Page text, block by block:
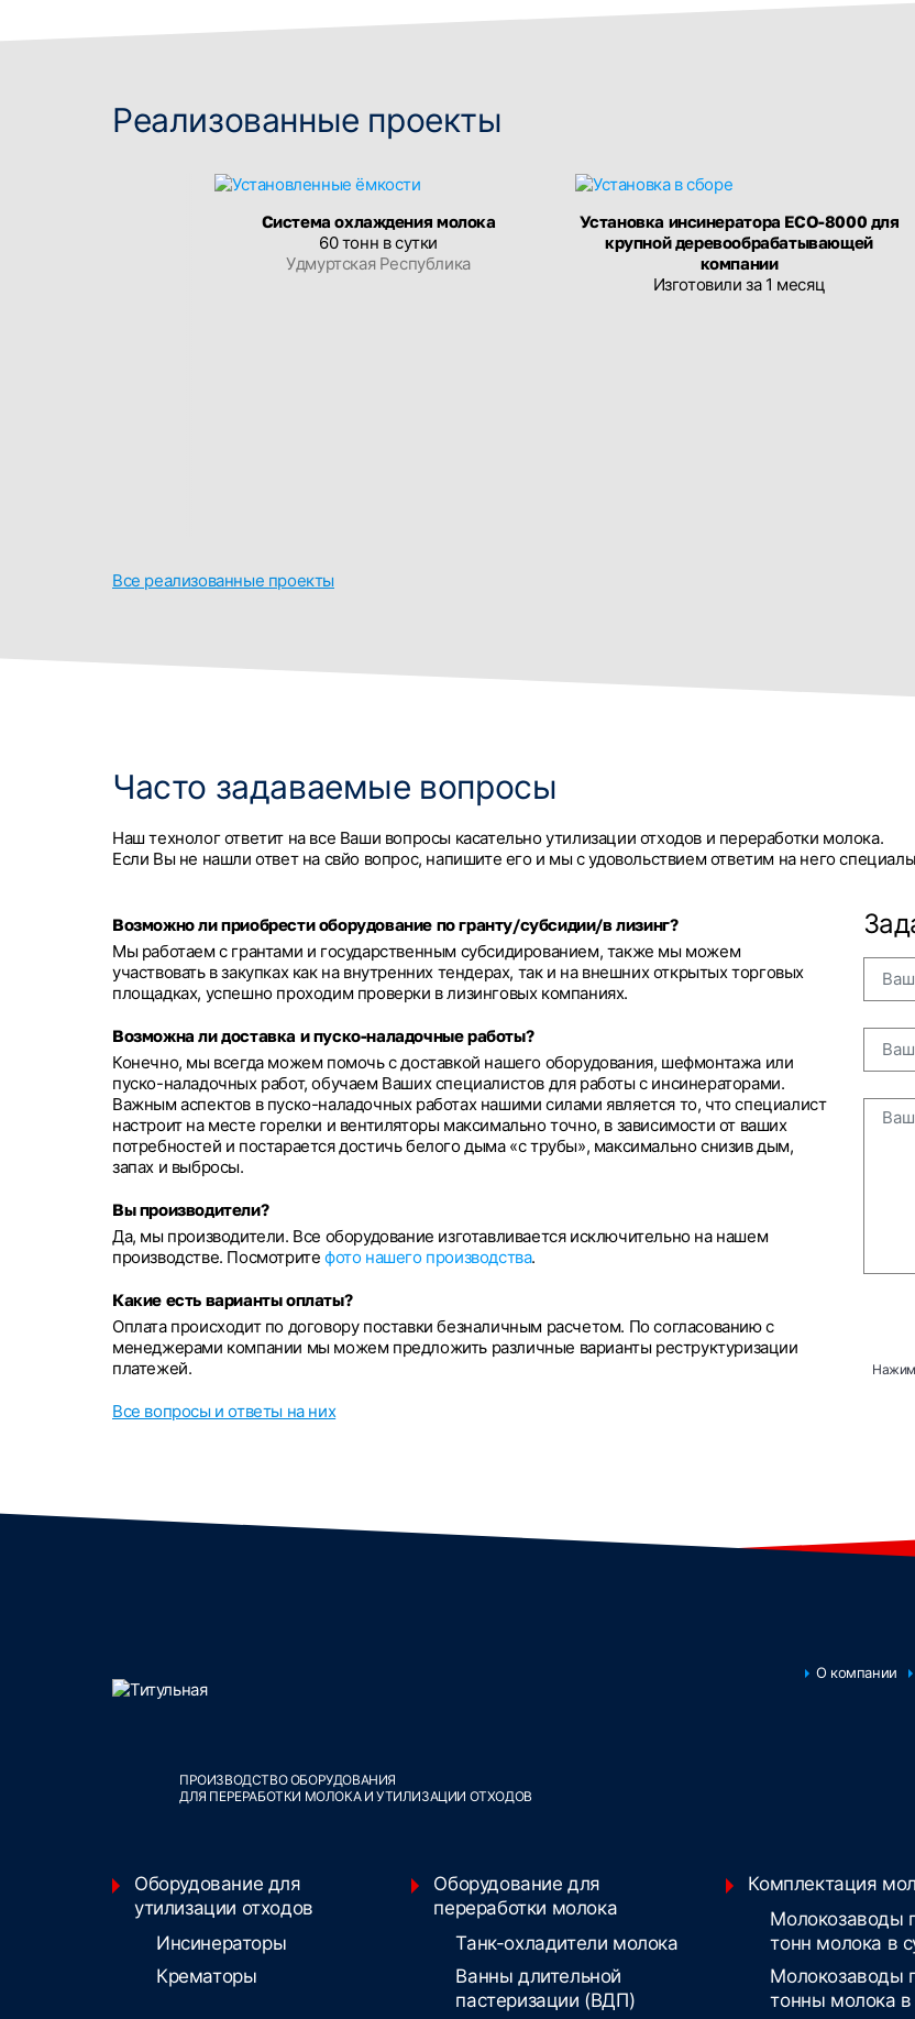
Реализованные проекты
Система охлаждения молока
60 тонн в сутки
Удмуртская Республика
Установка инсинератора ECO-8000 для
крупной деревообрабатывающей
компании
Изготовили за 1 месяц
Все реализованные проекты
Часто задаваемые вопросы
Наш технолог ответит на все Ваши вопросы касательно утилизации отходов и переработки молока.
Если Вы не нашли ответ на свйо вопрос, напишите его и мы с удовольствием ответим на него
Возможно ли приобрести оборудование по гранту/субсидии/в лизинг?
Мы работаем с грантами и государственным субсидированием, также мы можем
участвовать в закупках как на внутренних тендерах, так и на внешних открытых торговых
площадках, успешно проходим проверки в лизинговых компаниях.
Возможна ли доставка и пуско-наладочные работы?
Конечно, мы всегда можем помочь с доставкой нашего оборудования, шефмонтажа или
пуско-наладочных работ, обучаем Ваших специалистов для работы с инсинераторами.
Важным аспектов в пуско-наладочных работах нашими силами является то, что специалист
настроит на месте горелки и вентиляторы максимально точно, в зависимости от ваших
потребностей и постарается достичь белого дыма «с трубы», максимально снизив дым,
запах и выбросы.
Вы производители?
Да, мы производители. Все оборудование изготавливается исключительно на нашем
производстве. Посмотритефото нашего производства.
Какие есть варианты оплаты?
Оплата происходит по договору поставки безналичным расчетом. По согласованию с
менеджерами компании мы можем предложить различные варианты реструктуризации
платежей.
Все вопросы и ответы на них
О компании
ПРОИЗВОДСТВО ОБОРУДОВАНИЯ
ДЛЯ ПЕРЕРАБОТКИ МОЛОКА И УТИЛИЗАЦИИ ОТХОДОВ
Оборудование для
утилизации отходов
Инсинераторы
Крематоры
Оборудование для
переработки молока
Танк-охладители молока
Ванны длительной
пастеризации (ВДП)
Комплектация
Молокозаводы
тонн молока в
Молокозаводы
тонны молока в